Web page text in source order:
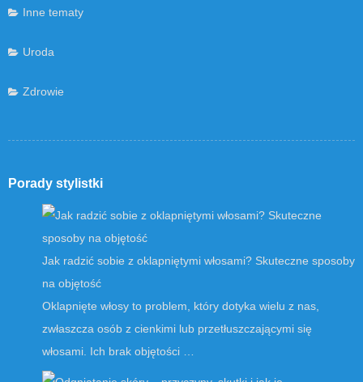
Inne tematy
Uroda
Zdrowie
Porady stylistki
Jak radzić sobie z oklapniętymi włosami? Skuteczne sposoby
na objętość
Oklapnięte włosy to problem, który dotyka wielu z nas,
zwłaszcza osób z cienkimi lub przetłuszczającymi się
włosami. Ich brak objętości …